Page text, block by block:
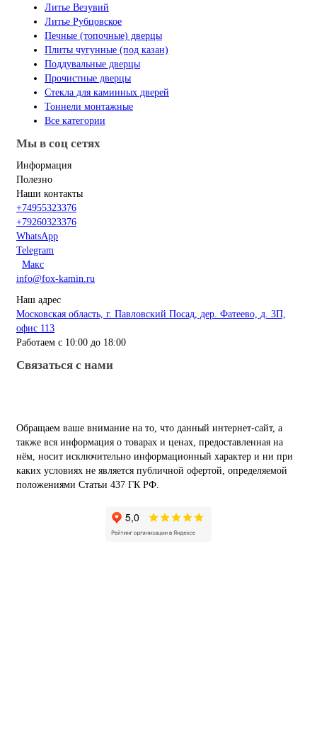
Литье Везувий
Литье Рубцовское
Печные (топочные) дверцы
Плиты чугунные (под казан)
Поддувальные дверцы
Прочистные дверцы
Стекла для каминных дверей
Тоннели монтажные
Все категории
Мы в соц сетях
Информация
Полезно
Наши контакты
+74955323376
+79260323376
WhatsApp
Telegram
Макс
info@fox-kamin.ru
Наш адрес
Московская область, г. Павловский Посад, дер. Фатеево, д. 3П,
офис 113
Работаем с 10:00 до 18:00
Связаться с нами
Обращаем ваше внимание на то, что данный интернет-сайт, а
также вся информация о товарах и ценах, предоставленная на
нём, носит исключительно информационный характер и ни при
каких условиях не является публичной офертой, определяемой
положениями Статьи 437 ГК РФ.